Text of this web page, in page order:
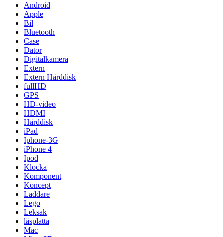
Android
Apple
Bil
Bluetooth
Case
Dator
Digitalkamera
Extern
Extern Hårddisk
fullHD
GPS
HD-video
HDMI
Hårddisk
iPad
Iphone-3G
iPhone 4
Ipod
Klocka
Komponent
Koncept
Laddare
Lego
Leksak
läsplatta
Mac